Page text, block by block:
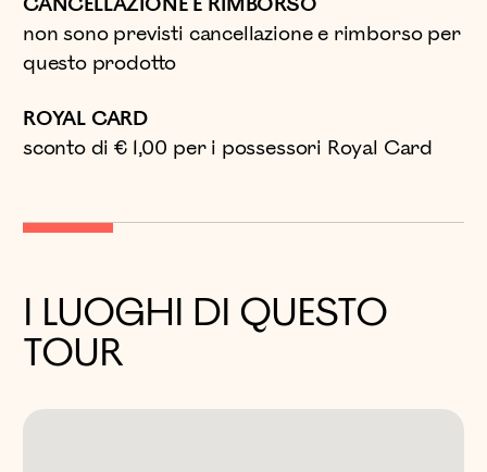
non sono previsti cancellazione e rimborso per
questo prodotto
ROYAL CARD
sconto di € 1,00 per i possessori Royal Card
I LUOGHI DI QUESTO
TOUR
MUSEO